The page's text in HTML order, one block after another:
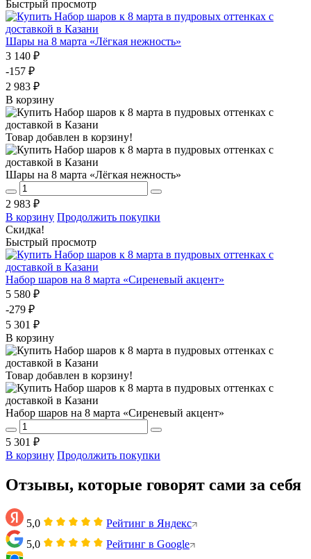
Быстрый просмотр
Шары на 8 марта «Лёгкая нежность»
3 140 ₽
-157 ₽
2 983 ₽
В корзину
Товар добавлен в корзину!
Шары на 8 марта «Лёгкая нежность»
2 983 ₽
В корзину Продолжить покупки
Скидка!
Быстрый просмотр
Набор шаров на 8 марта «Сиреневый акцент»
5 580 ₽
-279 ₽
5 301 ₽
В корзину
Товар добавлен в корзину!
Набор шаров на 8 марта «Сиреневый акцент»
5 301 ₽
В корзину Продолжить покупки
Отзывы, которые говорят сами за себя
5,0
Рейтинг в Яндекс
5,0
Рейтинг в Google